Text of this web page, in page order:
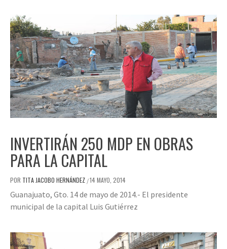
INVERTIRÁN 250 MDP EN OBRAS
PARA LA CAPITAL
POR TITA JACOBO HERNÁNDEZ /14 MAYO, 2014
Guanajuato, Gto. 14 de mayo de 2014.- El presidente
municipal de la capital Luis Gutiérrez